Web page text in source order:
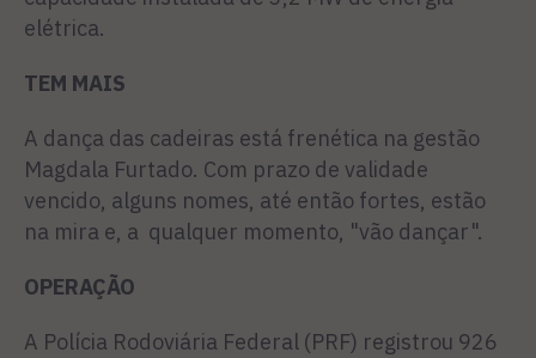
elétrica.
TEM MAIS
A dança das cadeiras está frenética na gestão
Magdala Furtado. Com prazo de validade
vencido, alguns nomes, até então fortes, estão
na mira e, a qualquer momento, "vão dançar".
OPERAÇÃO
A Polícia Rodoviária Federal (PRF) registrou 926